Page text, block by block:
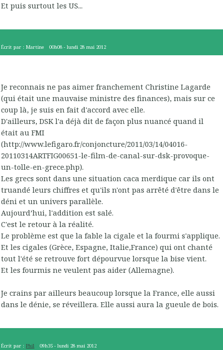
Et puis surtout les US...
Écrit par : Martine 00h08 -lundi 28 mai 2012
Je reconnais ne pas aimer franchement Christine Lagarde
(qui était une mauvaise ministre des finances), mais sur ce
coup là, je suis en fait d'accord avec elle.
D'ailleurs, DSK l'a déjà dit de façon plus nuancé quand il
était au FMI
(http://www.lefigaro.fr/conjoncture/2011/03/14/04016-
20110314ARTFIG00651-le-film-de-canal-sur-dsk-provoque-
un-tolle-en-grece.php).
Les grecs sont dans une situation caca merdique car ils ont
truandé leurs chiffres et qu'ils n'ont pas arrêté d'être dans le
déni et un univers parallèle.
Aujourd’hui, l'addition est salé.
C'est le retour à la réalité.
Le problème est que la fable la cigale et la fourmi s'applique.
Et les cigales (Grèce, Espagne, Italie,France) qui ont chanté
tout l'été se retrouve fort dépourvue lorsque la bise vient.
Et les fourmis ne veulent pas aider (Allemagne).
Je crains par ailleurs beaucoup lorsque la France, elle aussi
dans le dénie, se réveillera. Elle aussi aura la gueule de bois.
Écrit par : Phil 09h35 -lundi 28 mai 2012